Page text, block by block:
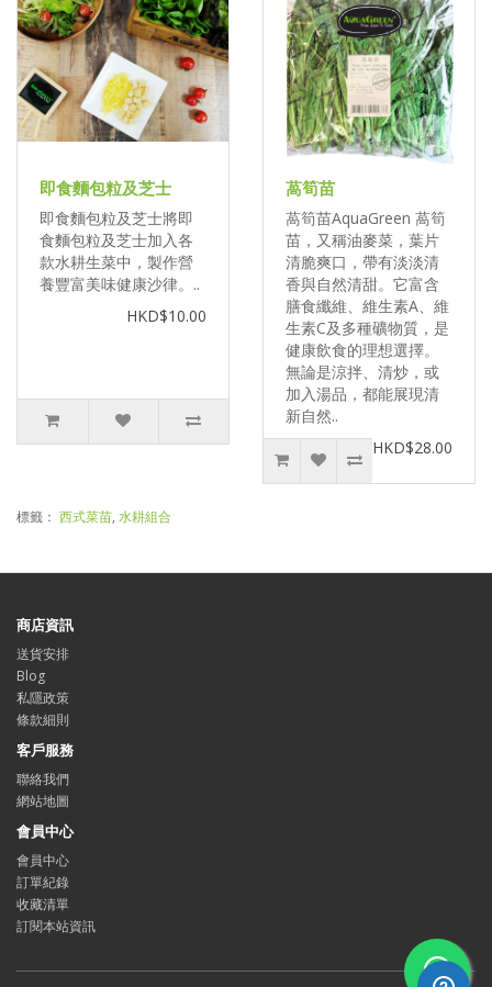
即食麵包粒及芝士
即食麵包粒及芝士將即
食麵包粒及芝士加入各
款水耕生菜中，製作營
養豐富美味健康沙律。..
HKD$10.00
萵筍苗
萵筍苗AquaGreen 萵筍
苗，又稱油麥菜，葉片
清脆爽口，帶有淡淡清
香與自然清甜。它富含
膳食纖維、維生素A、維
生素C及多種礦物質，是
健康飲食的理想選擇。
無論是涼拌、清炒，或
加入湯品，都能展現清
新自然..
HKD$28.00
標籤： 西式菜苗, 水耕組合
商店資訊
送貨安排
Blog
私隱政策
條款細則
客戶服務
聯絡我們
網站地圖
會員中心
會員中心
訂單紀錄
收藏清單
訂閱本站資訊